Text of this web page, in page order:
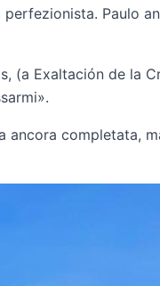
Paulo
(a Exaltación de la
ancora completata,